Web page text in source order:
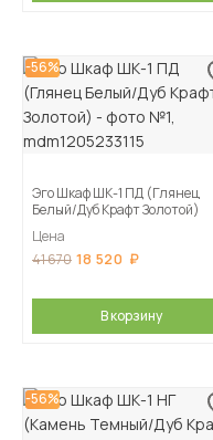
-56%
Эго Шкаф ШК-1 ПД (Глянец
Белый/Дуб Крафт Золотой)
Цена
41 670 18 520
В корзину
-56%